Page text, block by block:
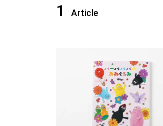
1 Article